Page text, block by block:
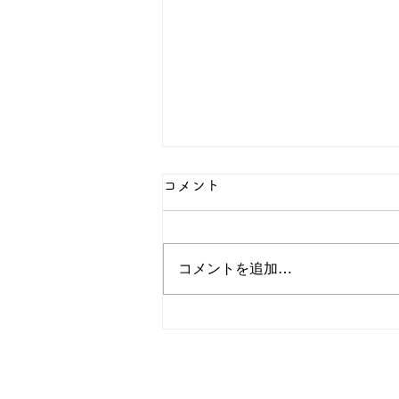
🎂誕生日会発表🎵
コメント
コメントを追加…